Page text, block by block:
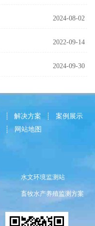
2024-08-02
2022-09-14
2024-09-30
解决方案
案例展示
网站地图
水文环境监测站
畜牧水产养殖监测方案